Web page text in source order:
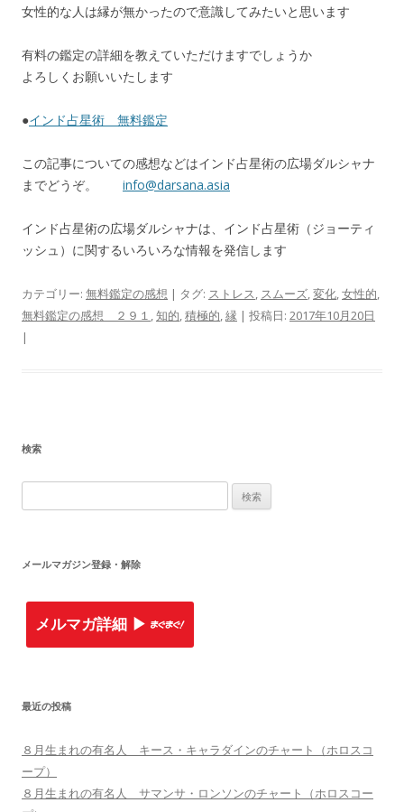
女性的な人は縁が無かったので意識してみたいと思います
有料の鑑定の詳細を教えていただけますでしょうか
よろしくお願いいたします
●インド占星術 無料鑑定
この記事についての感想などはインド占星術の広場ダルシャナ
までどうぞ。 info@darsana.asia
インド占星術の広場ダルシャナは、インド占星術（ジョーティ
ッシュ）に関するいろいろな情報を発信します
カテゴリー: 無料鑑定の感想 | タグ: ストレス, スムーズ,変化,女性的,
無料鑑定の感想 ２９１ ,知的,積極的,縁 | 投稿日: 2017年10月20日
|
検索
索
メールマガジン登録・解除
メルマガ詳細 ▶︎
最近の投稿
８月生まれの有名人 キース・キャラダインのチャート（ホロスコ
ープ）
８月生まれの有名人 サマンサ・ロンソンのチャート（ホロスコー